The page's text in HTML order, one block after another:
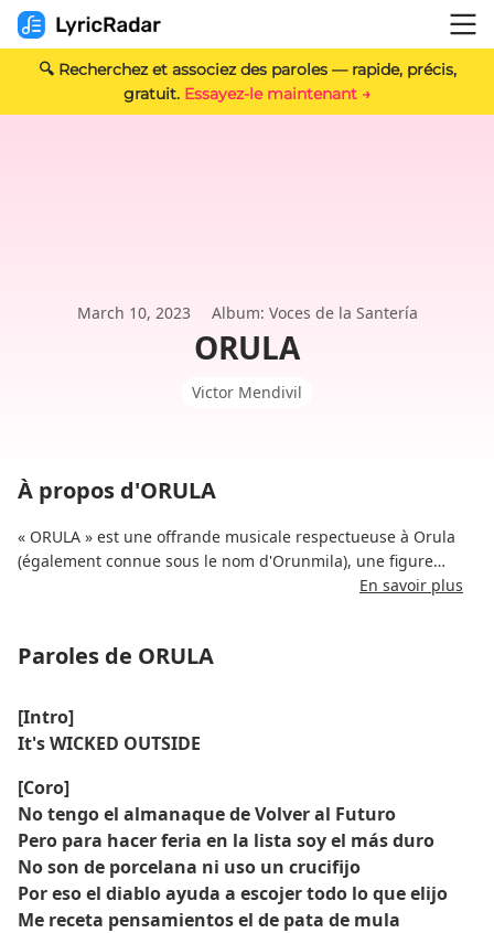
🔍 Recherchez et associez des paroles — rapide, précis,
gratuit. Essayez-le maintenant →
March 10, 2023 Album: Voces de la Santería
ORULA
Victor Mendivil
À propos d'ORULA
« ORULA » est une offrande musicale respectueuse à Orula
(également connue sous le nom d'Orunmila), une figure
centrale des systèmes de croyances Yoruba et Santería.
traditionnelles et des motifs vocaux d'appel et de réponse
Le morceau sert à la fois d’expression culturelle et de chant
dévotionnel, reliant la tradition sacrée à la musique du
monde moderne.
En savoir plus
Paroles de ORULA
[Intro]
It's WICKED OUTSIDE
[Coro]
No tengo el almanaque de Volver al Futuro
Pero para hacer feria en la lista soy el más duro
No son de porcelana ni uso un crucifijo
Por eso el diablo ayuda a escojer todo lo que elijo
Me receta pensamientos el de pata de mula